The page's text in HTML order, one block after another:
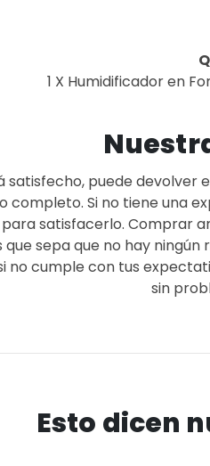
1 X Humidificador en
satisfecho, puede
completo. Si no tiene una
satisfacerlo. Comprar
que sepa que no hay
no cumple con tus
sin
Esto dicen